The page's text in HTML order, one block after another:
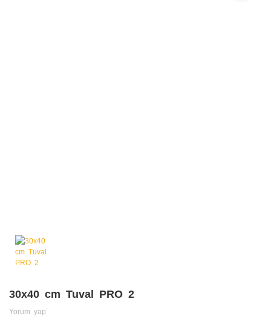
30x40 cm Tuval PRO 2
Yorum yap